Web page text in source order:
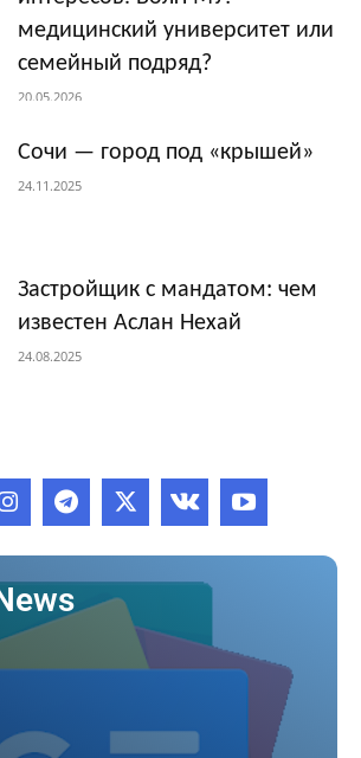
медицинский университет или
семейный подряд?
20.05.2026
Сочи — город под «крышей»
24.11.2025
Застройщик с мандатом: чем
известен Аслан Нехай
24.08.2025